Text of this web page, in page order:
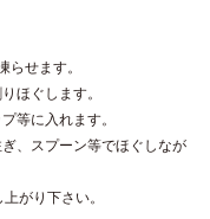
せます。
ほぐします。
等に入れます。
、スプーン等でほぐしなが
がり下さい。